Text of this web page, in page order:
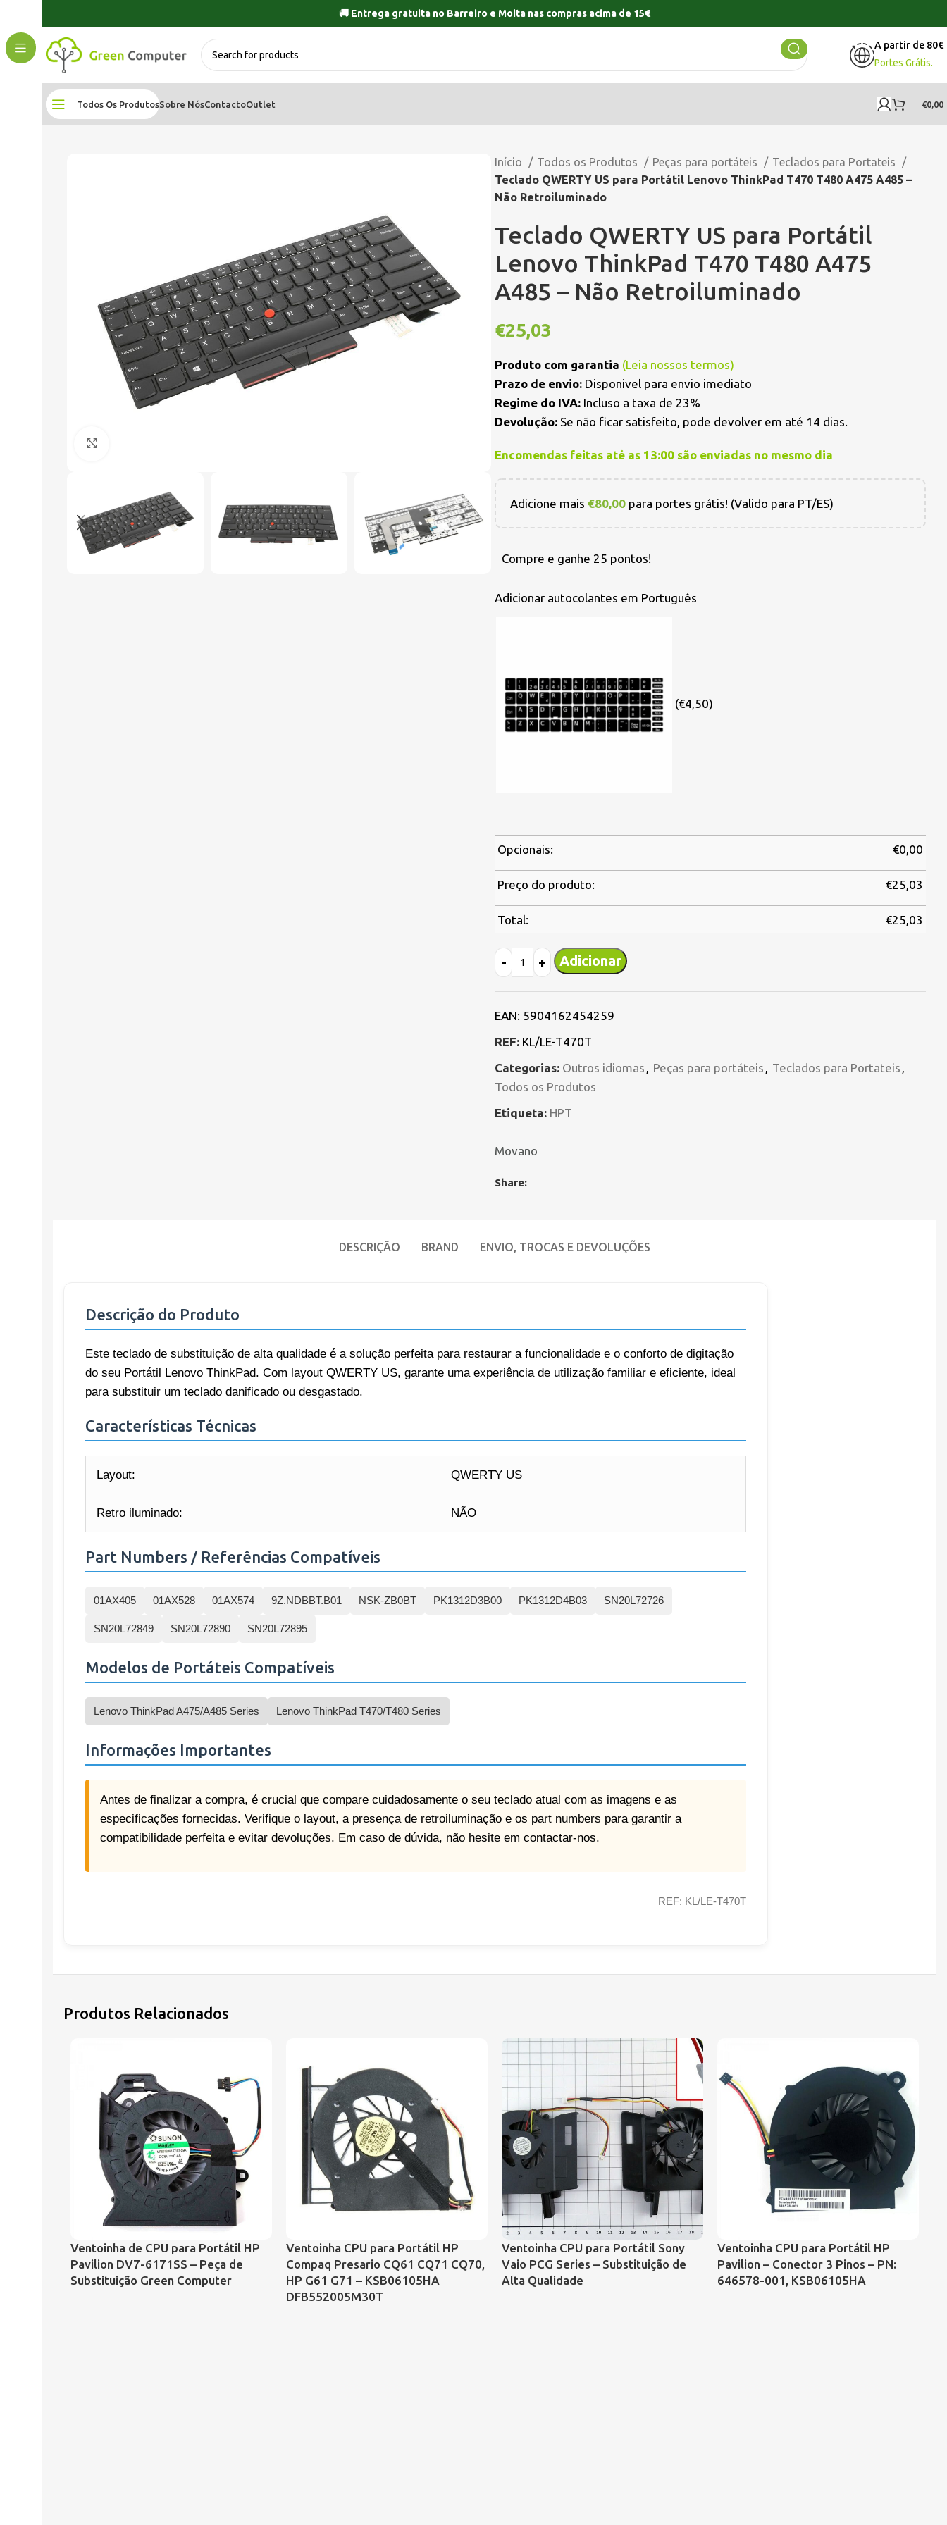
🚚 Entrega gratuita no Barreiro e Moita nas compras acima de 15€
A partir de 80€
Portes Grátis.
Todos Os ProdutosSobre NósContactoOutlet €0,00
Início Todos os Produtos Peças para portáteis
Teclados para Portateis
Teclado QWERTY US para Portátil Lenovo ThinkPad T470 T480 A475 A485 –
Não Retroiluminado
Teclado QWERTY US para Portátil
Lenovo ThinkPad T470 T480 A475
A485 – Não Retroiluminado
€25,03
Produto com garantia (Leia nossos termos)
Prazo de envio: Disponivel para envio imediato
Regime do IVA: Incluso a taxa de 23%
Devolução: Se não ficar satisfeito, pode devolver em até 14 dias.
Encomendas feitas até as 13:00 são enviadas no mesmo dia
Adicione mais €80,00 para portes grátis! (Valido para PT/ES)
Compre e ganhe 25 pontos!
Adicionar autocolantes em Português
(€4,50)
Opcionais: €0,00
Preço do produto: €25,03
Total: €25,03
Adicionar
EAN: 5904162454259
REF: KL/LE-T470T
Categorias: Outros idiomas , Peças para portáteis , Teclados para Portateis ,
Todos os Produtos
Etiqueta: HPT
Movano
Share:
DESCRIÇÃO BRAND ENVIO, TROCAS E DEVOLUÇÕES
Descrição do Produto
Este teclado de substituição de alta qualidade é a solução perfeita para restaurar a funcionalidade e o conforto de digitação
do seu Portátil Lenovo ThinkPad. Com layout QWERTY US, garante uma experiência de utilização familiar e eficiente, ideal
para substituir um teclado danificado ou desgastado.
Características Técnicas
Layout: QWERTY US
Retro iluminado: NÃO
Part Numbers / Referências Compatíveis
01AX405 01AX528 01AX574 9Z.NDBBT.B01 NSK-ZB0BT PK1312D3B00 PK1312D4B03 SN20L72726
SN20L72849 SN20L72890 SN20L72895
Modelos de Portáteis Compatíveis
Lenovo ThinkPad A475/A485 Series Lenovo ThinkPad T470/T480 Series
Informações Importantes
Antes de finalizar a compra, é crucial que compare cuidadosamente o seu teclado atual com as imagens e as
especificações fornecidas. Verifique o layout, a presença de retroiluminação e os part numbers para garantir a
compatibilidade perfeita e evitar devoluções. Em caso de dúvida, não hesite em contactar-nos.
REF: KL/LE-T470T
Produtos Relacionados
Ventoinha de CPU para Portátil HP
Pavilion DV7-6171SS – Peça de
Substituição Green Computer
Ventoinha CPU para Portátil HP
Compaq Presario CQ61 CQ71 CQ70,
HP G61 G71 – KSB06105HA
DFB552005M30T
Ventoinha CPU para Portátil Sony
Vaio PCG Series – Substituição de
Alta Qualidade
Ventoinha CPU para Portátil HP
Pavilion – Conector 3 Pinos – PN:
646578-001, KSB06105HA